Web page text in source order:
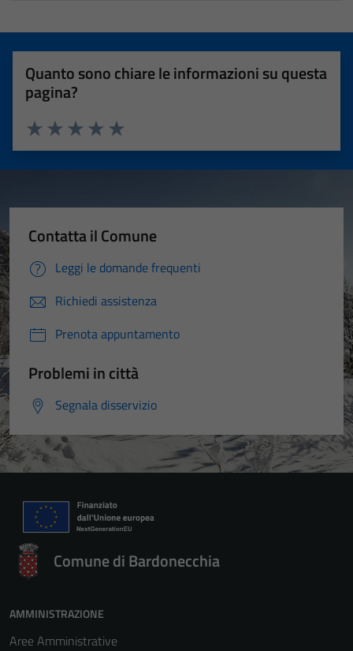
Quanto sono chiare le informazioni su questa
pagina?
Valuta 5 stelle su 5
Valuta 4 stelle su 5
Valuta 3 stelle su 5
Valuta 2 stelle su 5
Valuta 1 stelle su 5
Contatta il Comune
Leggi le domande frequenti
Richiedi assistenza
Prenota appuntamento
Problemi in città
Segnala disservizio
Comune di Bardonecchia
AMMINISTRAZIONE
Aree Amministrative